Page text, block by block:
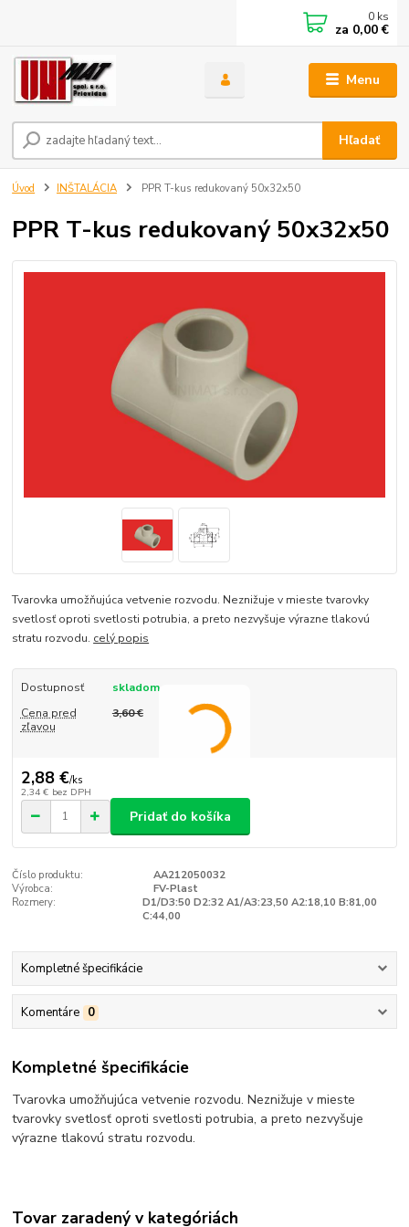
Menu
Hľadať
0 ks
za 0,00 €
Úvod INŠTALÁCIA PPR T-kus redukovaný 50x32x50
PPR T-kus redukovaný 50x32x50
Tvarovka umožňujúca vetvenie rozvodu. Neznižuje v mieste tvarovky
svetlosť oproti svetlosti potrubia, a preto nezvyšuje výrazne tlakovú
stratu rozvodu. celý popis
Dostupnosť
skladom
Cena pred
zľavou
3,60 €
2,88 €/ks
2,34 € bez DPH
Pridať do košíka
Číslo produktu:
AA212050032
Výrobca:
FV-Plast
Rozmery:
D1/D3:50 D2:32 A1/A3:23,50 A2:18,10 B:81,00
C:44,00
Kompletné špecifikácie
Komentáre 0
Kompletné špecifikácie
Tvarovka umožňujúca vetvenie rozvodu. Neznižuje v mieste
tvarovky svetlosť oproti svetlosti potrubia, a preto nezvyšuje
výrazne tlakovú stratu rozvodu.
Tovar zaradený v kategóriách